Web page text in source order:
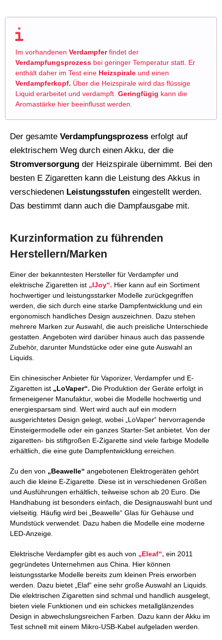
Im vorhandenen Verdampferfindet der
Verdampfungsprozess bei geringer Temperatur statt. Er
enthält daher im Test eine Heizspirale und einen
Verdampferkopf. Über die Heizspirale wird das flüssige
Liquid erarbeitet und verdampft. Geringfügig kann die
Aromastärke hier beeinflusst werden.
Der gesamte Verdampfungsprozess erfolgt auf
elektrischem Weg durch einen Akku, der die
Stromversorgung der Heizspirale übernimmt. Bei den
besten E Zigaretten kann die Leistung des Akkus in
verschiedenen Leistungsstufen eingestellt werden.
Das bestimmt dann auch die Dampfausgabe mit.
Kurzinformation zu führenden
Herstellern/Marken
Einer der bekanntesten Hersteller für Verdampfer und
elektrische Zigaretten ist „IJoy“. Hier kann auf ein Sortiment
hochwertiger und leistungsstarker Modelle zurückgegriffen
werden, die sich durch eine starke Dampfentwicklung und ein
ergonomisch handliches Design auszeichnen. Dazu stehen
mehrere Marken zur Auswahl, die auch preisliche Unterschiede
gestatten. Angeboten wird darüber hinaus auch das passende
Zubehör, darunter Mundstücke oder eine gute Auswahl an
Liquids.
Ein chinesischer Anbieter für Vaporizer, Verdampfer und E-
Zigaretten ist „LoVaper“. Die Produktion der Geräte erfolgt in
firmeneigener Manufaktur, wobei die Modelle hochwertig und
energiesparsam sind. Wert wird auch auf ein modern
ausgerichtetes Design gelegt, wobei „LoVaper“ hervorragende
Einsteigermodelle oder ein ganzes Starter-Set anbietet. Von der
zigaretten- bis stiftgroßen E-Zigarette sind viele farbige Modelle
erhältlich, die eine gute Dampfentwicklung erreichen.
Zu den von „Beawelle“ angebotenen Elektrogeräten gehört
auch die kleine E-Zigarette. Diese ist in verschiedenen Größen
und Ausführungen erhältlich, teilweise schon ab 20 Euro. Die
Handhabung ist besonders einfach, die Designauswahl bunt und
vielseitig. Häufig wird bei „Beawelle“ Glas für Gehäuse und
Mundstück verwendet. Dazu haben die Modelle eine moderne
LED-Anzeige.
Elektrische Verdampfer gibt es auch von „Eleaf“, ein 2011
gegründetes Unternehmen aus China. Hier können
leistungsstarke Modelle bereits zum kleinen Preis erworben
werden. Dazu bietet „Elaf“ eine sehr große Auswahl an Liquids.
Die elektrischen Zigaretten sind schmal und handlich ausgelegt,
bieten viele Funktionen und ein schickes metallglänzendes
Design in abwechslungsreichen Farben. Dazu kann der Akku im
Test schnell mit einem Mikro-USB-Kabel aufgeladen werden.